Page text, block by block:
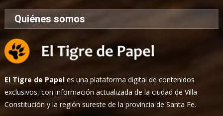
Quiénes somos
El Tigre de Papel es una plataforma digital de contenidos
exclusivos, con información actualizada de la ciudad de Villa
Constitución y la región sureste de la provincia de Santa Fe.